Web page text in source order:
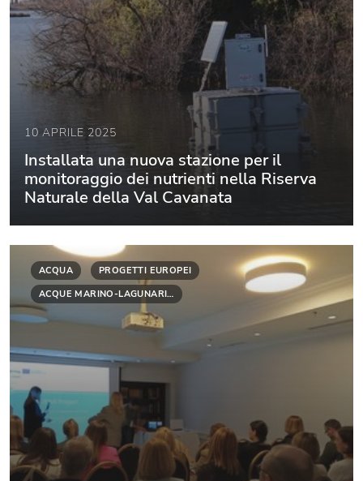
10 APRILE 2025
Installata una nuova stazione per il
monitoraggio dei nutrienti nella Riserva
Naturale della Val Cavanata
ACQUA
PROGETTI EUROPEI
ACQUE MARINO-LAGUNARI…